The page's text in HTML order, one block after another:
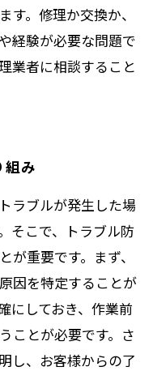
す。修理か交換か、
経験が必要な問題で
業者に相談すること
組み
ラブルが発生した場
そこで、トラブル防
重要です。まず、
因を特定することが
にしておき、作業前
ことが必要です。さ
し、お客様からの了